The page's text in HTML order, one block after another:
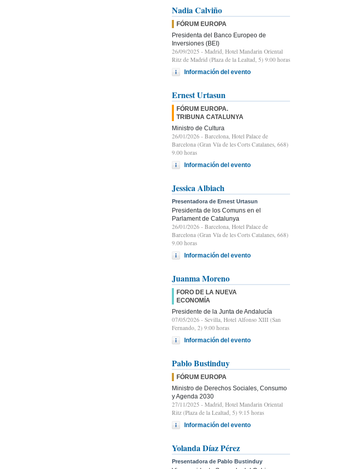
Nadia Calviño
FÓRUM EUROPA
Presidenta del Banco Europeo de
Inversiones (BEI)
26/09/2025 - Madrid, Hotel Mandarin Oriental
Ritz de Madrid (Plaza de la Lealtad, 5) 9:00 horas
Información del evento
Ernest Urtasun
FÓRUM EUROPA.
TRIBUNA CATALUNYA
Ministro de Cultura
26/01/2026 - Barcelona, Hotel Palace de
Barcelona (Gran Vía de les Corts Catalanes, 668)
9.00 horas
Información del evento
Jessica Albiach
Presentadora de Ernest Urtasun
Presidenta de los Comuns en el
Parlament de Catalunya
26/01/2026 - Barcelona, Hotel Palace de
Barcelona (Gran Vía de les Corts Catalanes, 668)
9.00 horas
Información del evento
Juanma Moreno
FORO DE LA NUEVA
ECONOMÍA
Presidente de la Junta de Andalucía
07/05/2026 - Sevilla, Hotel Alfonso XIII (San
Fernando, 2) 9:00 horas
Información del evento
Pablo Bustinduy
FÓRUM EUROPA
Ministro de Derechos Sociales, Consumo
y Agenda 2030
27/11/2025 - Madrid, Hotel Mandarin Oriental
Ritz (Plaza de la Lealtad, 5) 9:15 horas
Información del evento
Yolanda Díaz Pérez
Presentadora de Pablo Bustinduy